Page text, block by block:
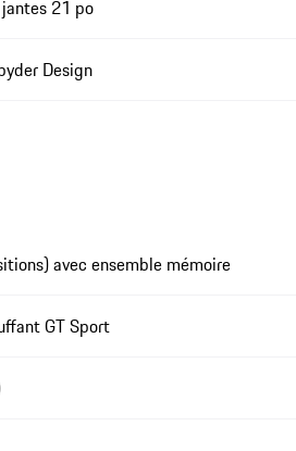
21 po
Design
avec ensemble mémoire
GT Sport